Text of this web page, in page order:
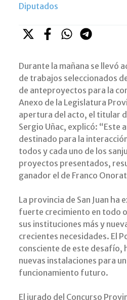
Diputados
Durante la mañana se llevó
de trabajos seleccionados
de anteproyectos para la
Anexo de la Legislatura
apertura del acto, el titular
Sergio Uñac, explicó: “Este
destinado para la
todos y cada uno de los
proyectos presentados,
ganador el de Franco
La provincia de San Juan ha
fuerte crecimiento en todo
sus instituciones más y
crecientes necesidades. El
consciente de este desafío,
nuevas instalaciones para
funcionamiento futuro.
El jurado del Concurso